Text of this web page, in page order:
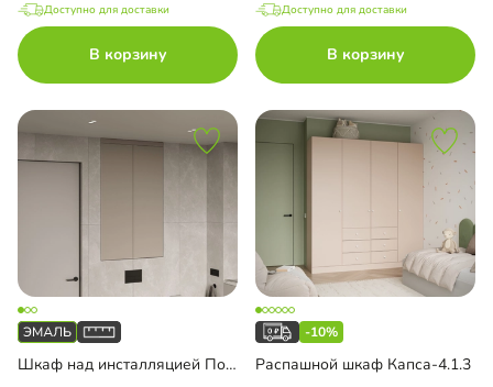
Доступно для доставки
В корзину
Доступно для доставки
В корзину
Шкаф над инсталляцией Порто-3
-10%
Распашной шкаф Капса-4.1.3